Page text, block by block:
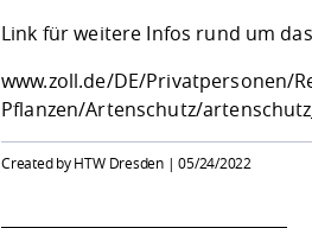
Link für weitere Infos rund um
www.zoll.de/DE/Privatpersonen/
Pflanzen/Artenschutz/
Created by HTW Dresden |05/24/2022